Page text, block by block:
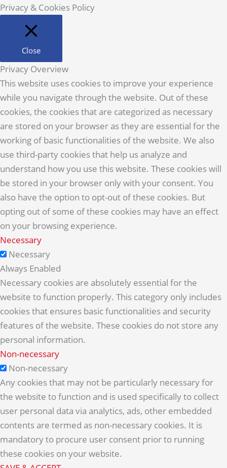
Privacy & Cookies Policy
Close
Privacy Overview
This website uses cookies to improve your experience
while you navigate through the website. Out of these
cookies, the cookies that are categorized as necessary
are stored on your browser as they are essential for the
working of basic functionalities of the website. We also
use third-party cookies that help us analyze and
understand how you use this website. These cookies will
be stored in your browser only with your consent. You
also have the option to opt-out of these cookies. But
opting out of some of these cookies may have an effect
on your browsing experience.
Necessary
Necessary
Always Enabled
Necessary cookies are absolutely essential for the
website to function properly. This category only includes
cookies that ensures basic functionalities and security
features of the website. These cookies do not store any
personal information.
Non-necessary
Non-necessary
Any cookies that may not be particularly necessary for
the website to function and is used specifically to collect
user personal data via analytics, ads, other embedded
contents are termed as non-necessary cookies. It is
mandatory to procure user consent prior to running
these cookies on your website.